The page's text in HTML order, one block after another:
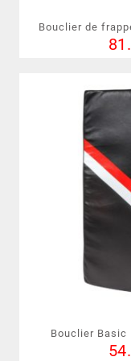
Bouclier de
Bouclier Basic